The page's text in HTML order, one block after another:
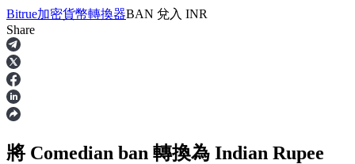
合約
Bitrue加密貨幣轉換器BAN 兌入 INR
Share
將 Comedian ban 轉換為 Indian Rupee